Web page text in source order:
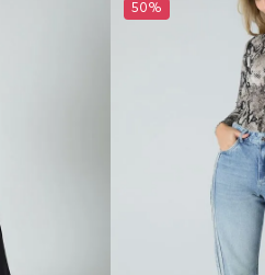
50%